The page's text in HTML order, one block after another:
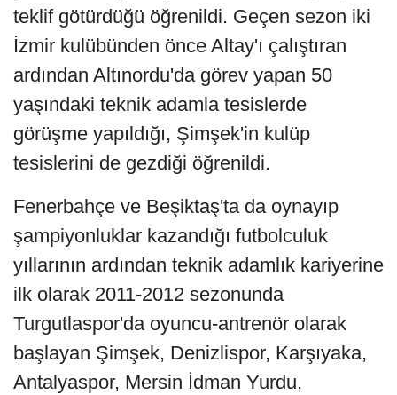
teklif götürdüğü öğrenildi. Geçen sezon iki
İzmir kulübünden önce Altay'ı çalıştıran
ardından Altınordu'da görev yapan 50
yaşındaki teknik adamla tesislerde
görüşme yapıldığı, Şimşek'in kulüp
tesislerini de gezdiği öğrenildi.
Fenerbahçe ve Beşiktaş'ta da oynayıp
şampiyonluklar kazandığı futbolculuk
yıllarının ardından teknik adamlık kariyerine
ilk olarak 2011-2012 sezonunda
Turgutlaspor'da oyuncu-antrenör olarak
başlayan Şimşek, Denizlispor, Karşıyaka,
Antalyaspor, Mersin İdman Yurdu,